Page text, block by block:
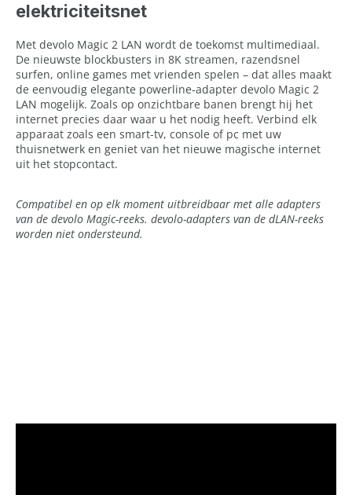
elektriciteitsnet
Met devolo Magic 2 LAN wordt de toekomst multimediaal.
De nieuwste blockbusters in 8K streamen, razendsnel
surfen, online games met vrienden spelen – dat alles maakt
de eenvoudig elegante powerline-adapter devolo Magic 2
LAN mogelijk. Zoals op onzichtbare banen brengt hij het
internet precies daar waar u het nodig heeft. Verbind elk
apparaat zoals een smart-tv, console of pc met uw
thuisnetwerk en geniet van het nieuwe magische internet
uit het stopcontact.
Compatibel en op elk moment uitbreidbaar met alle adapters
van de devolo Magic-reeks. devolo-adapters van de dLAN-reeks
worden niet ondersteund.